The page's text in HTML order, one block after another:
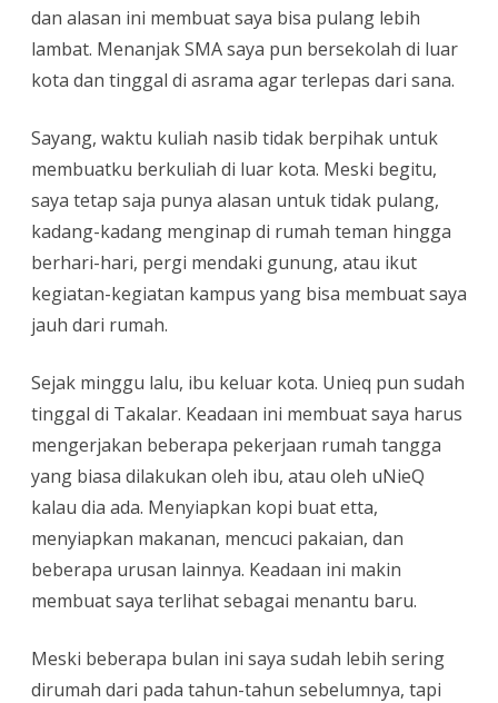
dan alasan ini membuat saya bisa pulang lebih
lambat. Menanjak SMA saya pun bersekolah di luar
kota dan tinggal di asrama agar terlepas dari sana.
Sayang, waktu kuliah nasib tidak berpihak untuk
membuatku berkuliah di luar kota. Meski begitu,
saya tetap saja punya alasan untuk tidak pulang,
kadang-kadang menginap di rumah teman hingga
berhari-hari, pergi mendaki gunung, atau ikut
kegiatan-kegiatan kampus yang bisa membuat saya
jauh dari rumah.
Sejak minggu lalu, ibu keluar kota. Unieq pun sudah
tinggal di Takalar. Keadaan ini membuat saya harus
mengerjakan beberapa pekerjaan rumah tangga
yang biasa dilakukan oleh ibu, atau oleh uNieQ
kalau dia ada. Menyiapkan kopi buat etta,
menyiapkan makanan, mencuci pakaian, dan
beberapa urusan lainnya. Keadaan ini makin
membuat saya terlihat sebagai menantu baru.
Meski beberapa bulan ini saya sudah lebih sering
dirumah dari pada tahun-tahun sebelumnya, tapi